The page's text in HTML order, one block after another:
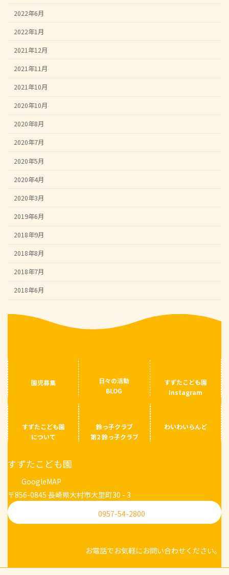
2022年6月
2022年1月
2021年12月
2021年11月
2021年10月
2020年10月
2020年8月
2020年7月
2020年5月
2020年4月
2020年3月
2019年6月
2018年9月
2018年8月
2018年7月
2018年6月
園児募集
日々の活動
BLOG
すずたこども園
Instagram
すずたこども園
について
鈴っ子クラブ
第2 鈴っ子クラブ
わいわいらんど
すずたこども園
GoogleMAP
〒856-0845 長崎県大村市大里町30 - 3
0957-54-2800
お電話でお気軽にお問い合わせください。